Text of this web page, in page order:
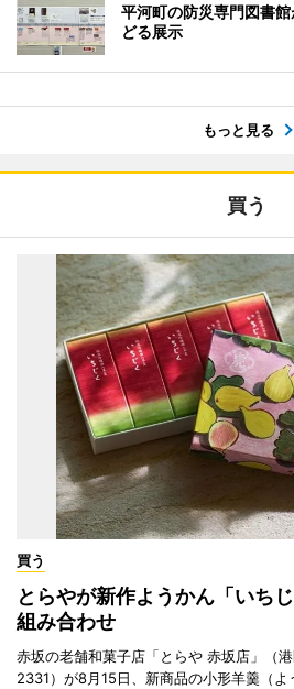
平河町の防災専門図書
どる展示
もっと見る
買う
買う
とらやが新作ようかん「いち
組み合わせ
赤坂の老舗和菓子店「とらや 赤坂店」（
2331）が8月15日、新商品の小形羊羹（